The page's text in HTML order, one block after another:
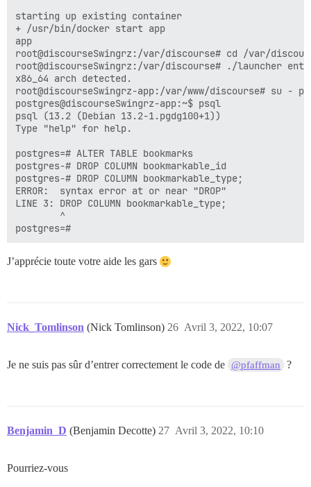
starting up existing container
+ /usr/bin/docker start app
app
root@discourseSwingrz:/var/discourse# cd /var/
root@discourseSwingrz:/var/discourse# ./launcher
x86_64 arch detected.
root@discourseSwingrz-app:/var/www/discourse# su -
postgres@discourseSwingrz-app:~$ psql
psql (13.2 (Debian 13.2-1.pgdg100+1))
Type "help" for help.
postgres=# ALTER TABLE bookmarks
postgres-# DROP COLUMN bookmarkable_id
postgres-# DROP COLUMN bookmarkable_type;
ERROR:  syntax error at or near "DROP"
LINE 3: DROP COLUMN bookmarkable_type;
        ^
J’apprécie toute votre aide les gars
Nick_Tomlinson (Nick Tomlinson) Avril 3, 2022, 10:07
26
Je ne suis pas sûr d’entrer correctement le code de @pfaffman ?
Benjamin_D (Benjamin Decotte) Avril 3, 2022, 10:10
27
Pourriez-vous